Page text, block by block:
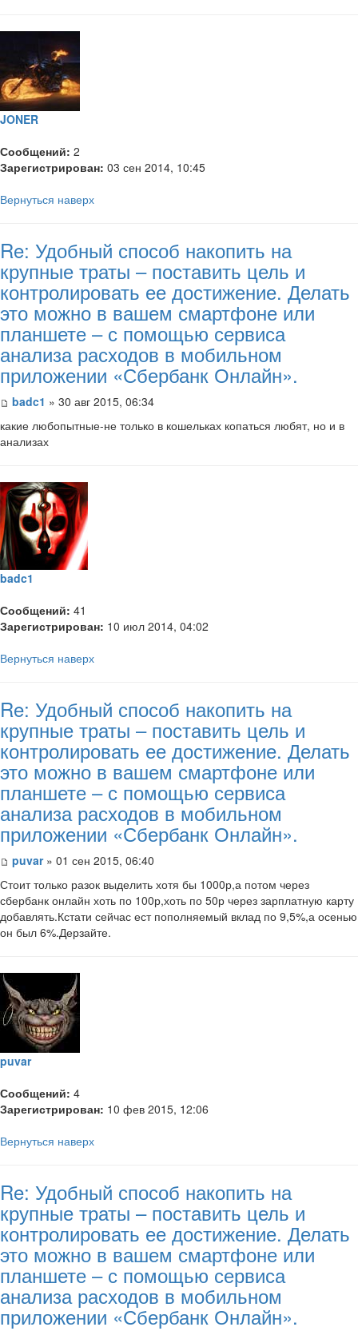
JONER
Сообщений: 2
Зарегистрирован: 03 сен 2014, 10:45
Вернуться наверх
Re: Удобный способ накопить на
крупные траты – поставить цель и
контролировать ее достижение. Делать
это можно в вашем смартфоне или
планшете – с помощью сервиса
анализа расходов в мобильном
приложении «Сбербанк Онлайн».
badc1 » 30 авг 2015, 06:34
какие любопытные-не только в кошельках копаться любят, но и в
анализах
badc1
Сообщений: 41
Зарегистрирован: 10 июл 2014, 04:02
Вернуться наверх
Re: Удобный способ накопить на
крупные траты – поставить цель и
контролировать ее достижение. Делать
это можно в вашем смартфоне или
планшете – с помощью сервиса
анализа расходов в мобильном
приложении «Сбербанк Онлайн».
puvar» 01 сен 2015, 06:40
Стоит только разок выделить хотя бы 1000р,а потом через
сбербанк онлайн хоть по 100р,хоть по 50р через зарплатную карту
добавлять.Кстати сейчас ест пополняемый вклад по 9,5%,а осенью
он был 6%.Дерзайте.
puvar
Сообщений: 4
Зарегистрирован: 10 фев 2015, 12:06
Вернуться наверх
Re: Удобный способ накопить на
крупные траты – поставить цель и
контролировать ее достижение. Делать
это можно в вашем смартфоне или
планшете – с помощью сервиса
анализа расходов в мобильном
приложении «Сбербанк Онлайн».